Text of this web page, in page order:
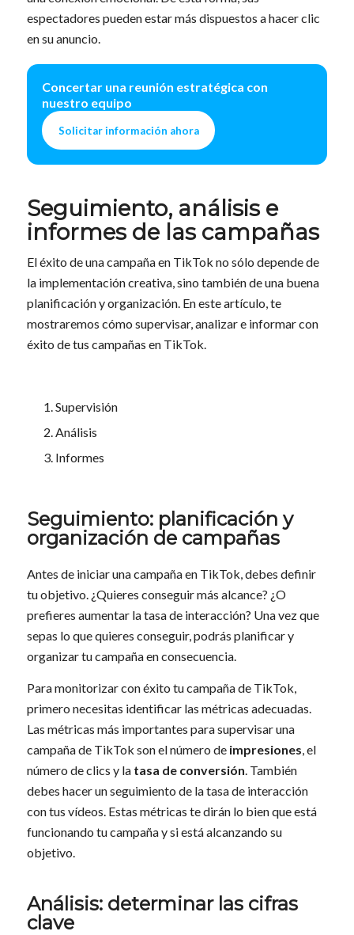
espectadores pueden estar más dispuestos a hacer clic
en su anuncio.
Concertar una reunión estratégica con
nuestro equipo
Solicitar información ahora
Seguimiento, análisis e
informes de las campañas
El éxito de una campaña en TikTok no sólo depende de
la implementación creativa, sino también de una buena
planificación y organización. En este artículo, te
mostraremos cómo supervisar, analizar e informar con
éxito de tus campañas en TikTok.
Supervisión
Análisis
Informes
Seguimiento: planificación y
organización de campañas
Antes de iniciar una campaña en TikTok, debes definir
tu objetivo. ¿Quieres conseguir más alcance? ¿O
prefieres aumentar la tasa de interacción? Una vez que
sepas lo que quieres conseguir, podrás planificar y
organizar tu campaña en consecuencia.
Para monitorizar con éxito tu campaña de TikTok,
primero necesitas identificar las métricas adecuadas.
Las métricas más importantes para supervisar una
campaña de TikTok son el número de impresiones , el
número de clics y la tasa de conversión . También
debes hacer un seguimiento de la tasa de interacción
con tus vídeos. Estas métricas te dirán lo bien que está
funcionando tu campaña y si está alcanzando su
objetivo.
Análisis: determinar las cifras
clave